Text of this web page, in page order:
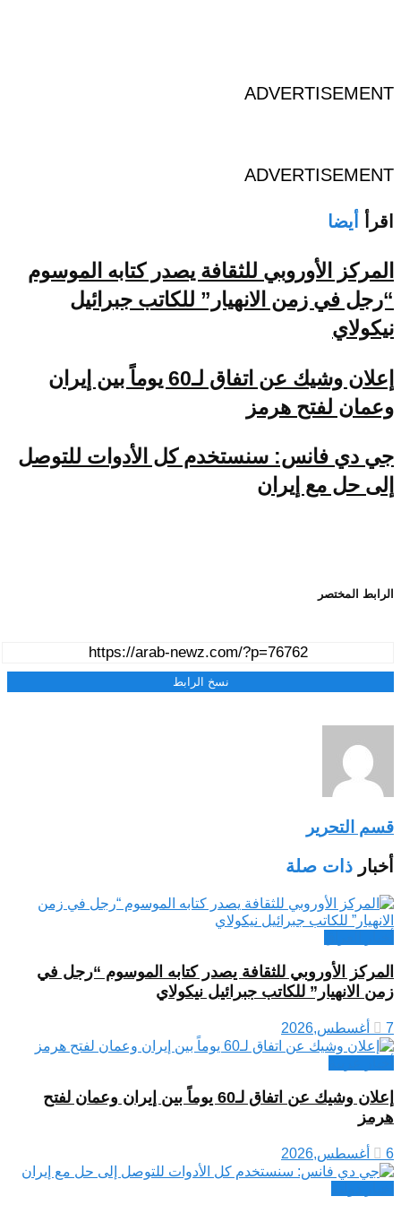
ADVERTISEMENT
ADVERTISEMENT
اقرأ أيضا
المركز الأوروبي للثقافة يصدر كتابه الموسوم
“رجل في زمن الانهيار” للكاتب جبرائيل
نيكولاي
إعلان وشيك عن اتفاق لـ60 يوماً بين إيران
وعمان لفتح هرمز
جي دي فانس: سنستخدم كل الأدوات للتوصل
إلى حل مع إيران
الرابط المختصر
نسخ الرابط
قسم التحرير
أخبار ذات صلة
المركز الأوروبي للثقافة يصدر كتابه الموسوم “رجل في
زمن الانهيار” للكاتب جبرائيل نيكولاي
7 أغسطس,2026
إعلان وشيك عن اتفاق لـ60 يوماً بين إيران وعمان لفتح
هرمز
6 أغسطس,2026